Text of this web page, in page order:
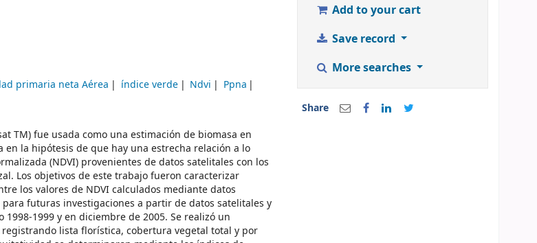
primaria neta Aérea índice verde Ndvi
Ppna
TM) fue usada como una estimación de biomasa en
en la hipótesis de que hay una estrecha relación a lo
(NDVI) provenientes de datos satelitales con los
Los objetivos de este trabajo fueron caracterizar
los valores de NDVI calculados mediante datos
futuras investigaciones a partir de datos satelitales y
1999 y en diciembre de 2005. Se realizó un
lista florística, cobertura vegetal total y por
Add to your cart
Save record
More searches
Share